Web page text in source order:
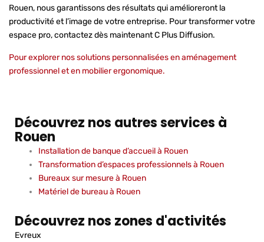
Rouen, nous garantissons des résultats qui amélioreront la
productivité et l’image de votre entreprise. Pour transformer votre
espace pro, contactez dès maintenant C Plus Diffusion.
Pour explorer nossolutions personnalisées en aménagement
professionnel et en mobilier ergonomique.
Découvrez nos autres services à
Rouen
Installation de banque d’accueil à Rouen
Transformation d’espaces professionnels à Rouen
Bureaux sur mesure à Rouen
Matériel de bureau à Rouen
Découvrez nos zones d'activités
Evreux